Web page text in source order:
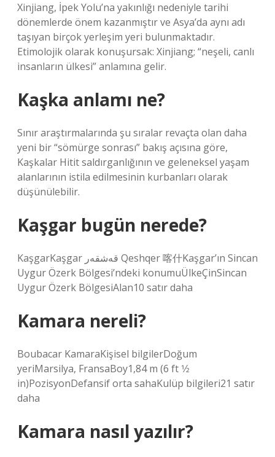
Xinjiang, İpek Yolu’na yakınlığı nedeniyle tarihi
dönemlerde önem kazanmıştır ve Asya’da aynı adı
taşıyan birçok yerleşim yeri bulunmaktadır.
Etimolojik olarak konuşursak: Xinjiang; “neşeli, canlı
insanların ülkesi” anlamına gelir.
Kaşka anlamı ne?
Sınır araştırmalarında şu sıralar revaçta olan daha
yeni bir “sömürge sonrası” bakış açısına göre,
Kaşkalar Hitit saldırganlığının ve geleneksel yaşam
alanlarının istila edilmesinin kurbanları olarak
düşünülebilir.
Kaşgar bugün nerede?
KaşgarKaşgar قەشقەر Qeshqer 喀什Kaşgar’ın Sincan
Uygur Özerk Bölgesi’ndeki konumuÜlkeÇinSincan
Uygur Özerk BölgesiAlan10 satır daha
Kamara nereli?
Boubacar KamaraKişisel bilgilerDoğum
yeriMarsilya, FransaBoy1,84 m (6 ft 1⁄2
in)PozisyonDefansif orta sahaKulüp bilgileri21 satır
daha
Kamara nasıl yazılır?